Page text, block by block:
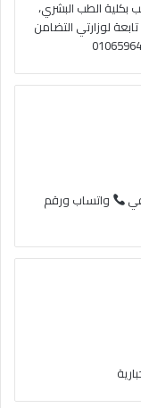
الطب البشري،
لوزارتي التضامن
واتساب ورقم